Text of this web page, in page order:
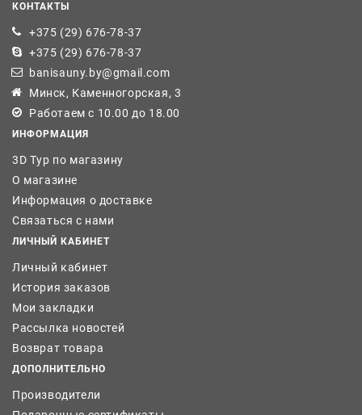
КОНТАКТЫ
+375 (29) 676-78-37
+375 (29) 676-78-37
banisauny.by@gmail.com
Минск, Каменногорская, 3
Работаем с 10.00 до 18.00
ИНФОРМАЦИЯ
3D Тур по магазину
О магазине
Информация о доставке
Связаться с нами
ЛИЧНЫЙ КАБИНЕТ
Личный кабинет
История заказов
Мои закладки
Рассылка новостей
Возврат товара
ДОПОЛНИТЕЛЬНО
Производители